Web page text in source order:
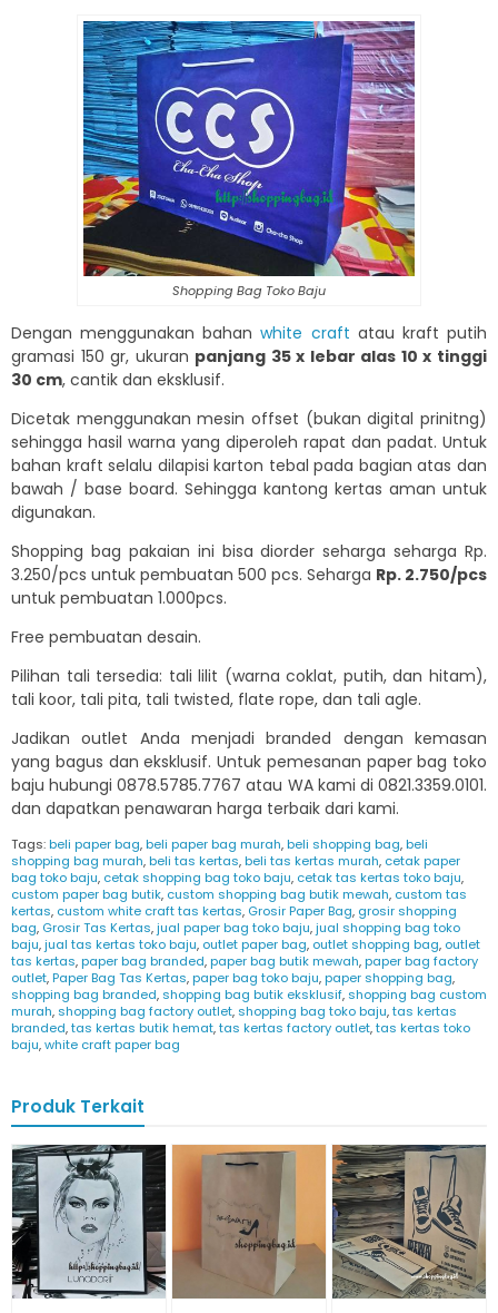
Shopping Bag Toko Baju
Dengan menggunakan bahanwhite craft atau kraft putih
gramasi 150 gr, ukuran panjang 35 x lebar alas 10 x tinggi
30 cm, cantik dan eksklusif.
Dicetak menggunakan mesin offset (bukan digital prinitng)
sehingga hasil warna yang diperoleh rapat dan padat. Untuk
bahan kraft selalu dilapisi karton tebal pada bagian atas dan
bawah / base board. Sehingga kantong kertas aman untuk
digunakan.
Shopping bag pakaian ini bisa diorder seharga seharga Rp.
3.250/pcs untuk pembuatan 500 pcs. Seharga Rp. 2.750/pcs
untuk pembuatan 1.000pcs.
Free pembuatan desain.
Pilihan tali tersedia: tali lilit (warna coklat, putih, dan hitam),
tali koor, tali pita, tali twisted, flate rope, dan tali agle.
Jadikan outlet Anda menjadi branded dengan kemasan
yang bagus dan eksklusif. Untuk pemesanan paper bag toko
baju hubungi 0878.5785.7767 atau WA kami di 0821.3359.0101.
dan dapatkan penawaran harga terbaik dari kami.
Tags:beli paper bag,beli paper bag murah,beli shopping bag,beli
shopping bag murah,beli tas kertas,beli tas kertas murah, cetak paper
bag toko baju, cetak shopping bag toko baju, cetak tas kertas toko baju,
custom paper bag butik, custom shopping bag butik mewah, custom tas
kertas, custom white craft tas kertas, Grosir Paper Bag, grosir shopping
bag, Grosir Tas Kertas,jual paper bag toko baju,jual shopping bag toko
baju,jual tas kertas toko baju, outlet paper bag, outlet shopping bag, outlet
tas kertas,paper bag branded,paper bag butik mewah,paper bag factory
outlet,Paper Bag Tas Kertas,paper bag toko baju,paper shopping bag,
shopping bag branded,shopping bag butik eksklusif,shopping bag custom
murah,shopping bag factory outlet,shopping bag toko baju,tas kertas
branded,tas kertas butik hemat,tas kertas factory outlet,tas kertas toko
baju,white craft paper bag
Produk Terkait